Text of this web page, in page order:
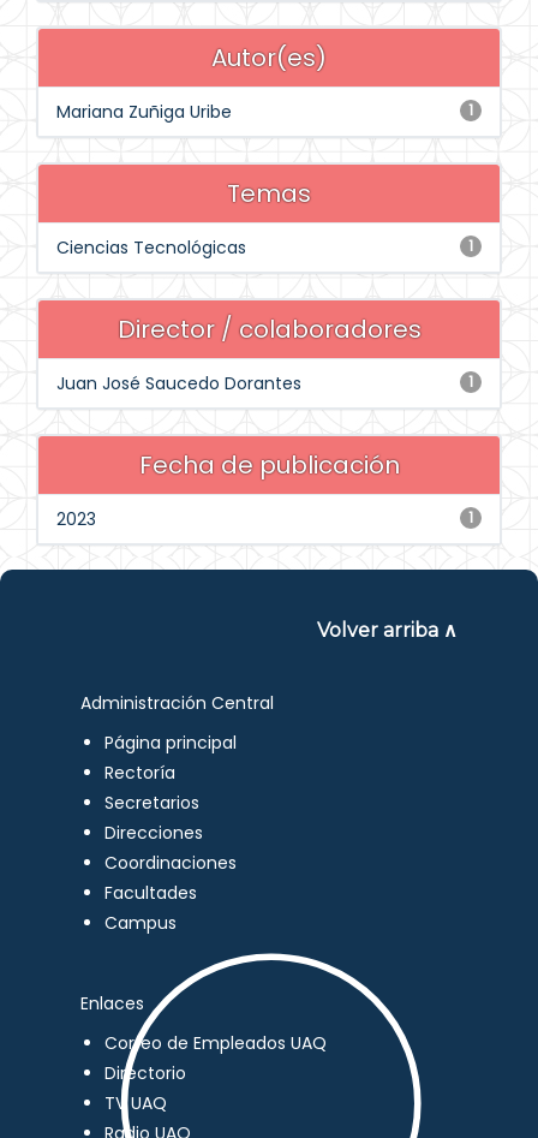
Autor(es)
1
Mariana Zuñiga Uribe
Temas
1
Ciencias Tecnológicas
Director / colaboradores
1
Juan José Saucedo Dorantes
Fecha de publicación
1
2023
Volver arriba ∧
Administración Central
Página principal
Rectoría
Secretarios
Direcciones
Coordinaciones
Facultades
Campus
Enlaces
Correo de Empleados UAQ
Directorio
TV UAQ
Radio UAQ